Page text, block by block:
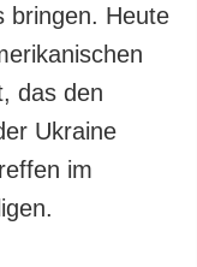
bringen. Heute
das den
Ukraine
im